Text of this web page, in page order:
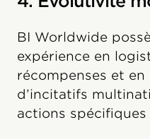
BI Worldwide
expérience en
récompenses et
d’incitatifs
actions spécifiques